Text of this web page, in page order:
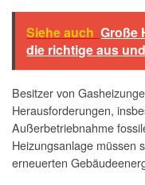
Siehe auch Große
die richtige aus
Besitzer von
Herausforderungen,
Außerbetriebnahme
Heizungsanlage müssen
erneuerten